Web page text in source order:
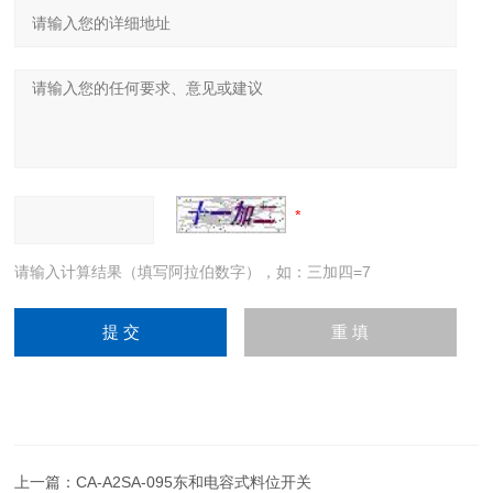
请输入计算结果（填写阿拉伯数字），如：三加四=7
上一篇：CA-A2SA-095东和电容式料位开关